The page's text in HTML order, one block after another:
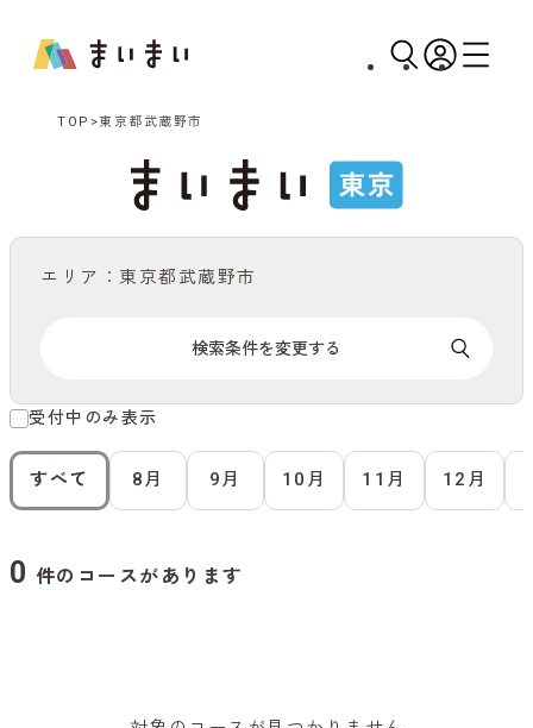
TOP 東京都武蔵野市
エリア：東京都武蔵野市
検索条件を変更する
受付中のみ表示
すべて 8月 9月 10月 11月 12月
0 件のコースがあります